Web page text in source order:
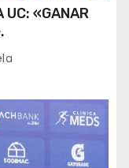
UC: «GANAR